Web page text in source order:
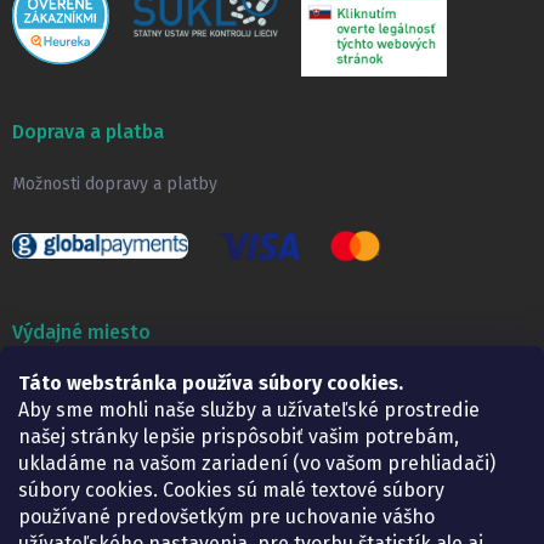
Táto webstránka používa súbory cookies.
Aby sme mohli naše služby a užívateľské prostredie
našej stránky lepšie prispôsobiť vašim potrebám,
ukladáme na vašom zariadení (vo vašom prehliadači)
súbory cookies. Cookies sú malé textové súbory
používané predovšetkým pre uchovanie vášho
Doprava a platba
Možnosti dopravy a platby
Výdajné miesto
Lekáreň ADONAI
Košice – Smetanova 2
Pondelok:
07.30 – 15.30 h.
Utorok:
07.30 – 16.00 h.
Streda:
07.30 – 16.00 h.
Štvrtok:
07.30 – 15.30 h.
Piatok:
07.30 – 15.30 h.